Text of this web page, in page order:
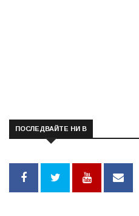
ПОСЛЕДВАЙТЕ НИ В